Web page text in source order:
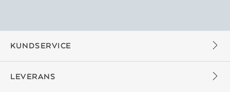
KUNDSERVICE
LEVERANS